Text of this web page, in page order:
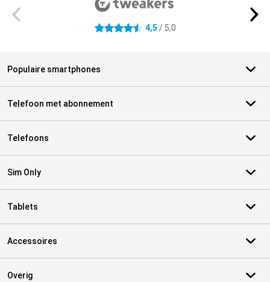
4.5 sterren 4,5 / 5,0
Populaire smartphones
Telefoon met abonnement
Telefoons
Sim Only
Tablets
Accessoires
Overig